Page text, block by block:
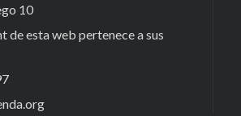
10
de esta web pertenece a sus